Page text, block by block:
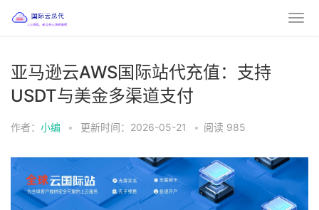
亚马逊云AWS国际站代充值：支持
USDT与美金多渠道支付
作者： 小编 • 更新时间：2026-05-21 • 阅读 985